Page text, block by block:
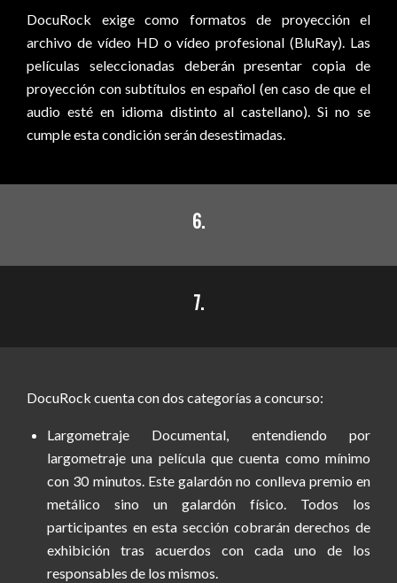
DocuRock exige como formatos de proyección el
archivo de vídeo HD o vídeo profesional (BluRay). Las
películas seleccionadas deberán presentar copia de
proyección con subtítulos en español (en caso de que el
audio esté en idioma distinto al castellano). Si no se
cumple esta condición serán desestimadas.
6.
7.
DocuRock cuenta con dos categorías a concurso:
Largometraje Documental, entendiendo por
largometraje una película que cuenta como mínimo
con 30 minutos. Este galardón no conlleva premio en
metálico sino un galardón físico. Todos los
participantes en esta sección cobrarán derechos de
exhibición tras acuerdos con cada uno de los
responsables de los mismos.